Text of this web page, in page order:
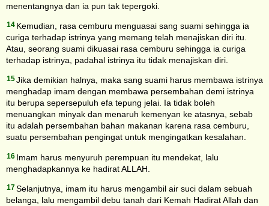
menentangnya dan ia pun tak tepergoki.
14 Kemudian, rasa cemburu menguasai sang suami sehingga ia
curiga terhadap istrinya yang memang telah menajiskan diri itu.
Atau, seorang suami dikuasai rasa cemburu sehingga ia curiga
terhadap istrinya, padahal istrinya itu tidak menajiskan diri.
15Jika demikian halnya, maka sang suami harus membawa istrinya
menghadap imam dengan membawa persembahan demi istrinya
itu berupa sepersepuluh efa tepung jelai. Ia tidak boleh
menuangkan minyak dan menaruh kemenyan ke atasnya, sebab
itu adalah persembahan bahan makanan karena rasa cemburu,
suatu persembahan pengingat untuk mengingatkan kesalahan.
16 Imam harus menyuruh perempuan itu mendekat, lalu
menghadapkannya ke hadirat ALLAH.
17 Selanjutnya, imam itu harus mengambil air suci dalam sebuah
belanga, lalu mengambil debu tanah dari Kemah Hadirat Allah dan